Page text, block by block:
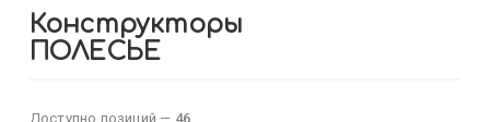
Конструкторы
ПОЛЕСЬЕ
Доступно позиций — 46